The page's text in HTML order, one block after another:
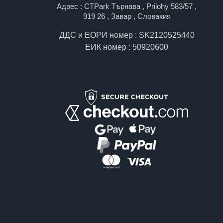
Адрес : CTPark Търнава , Prilohy 583/57 ,
919 26 , Завар , Словакия
ДДС и ЕОРИ номер : SK2120525440
ЕИК номер : 50920600